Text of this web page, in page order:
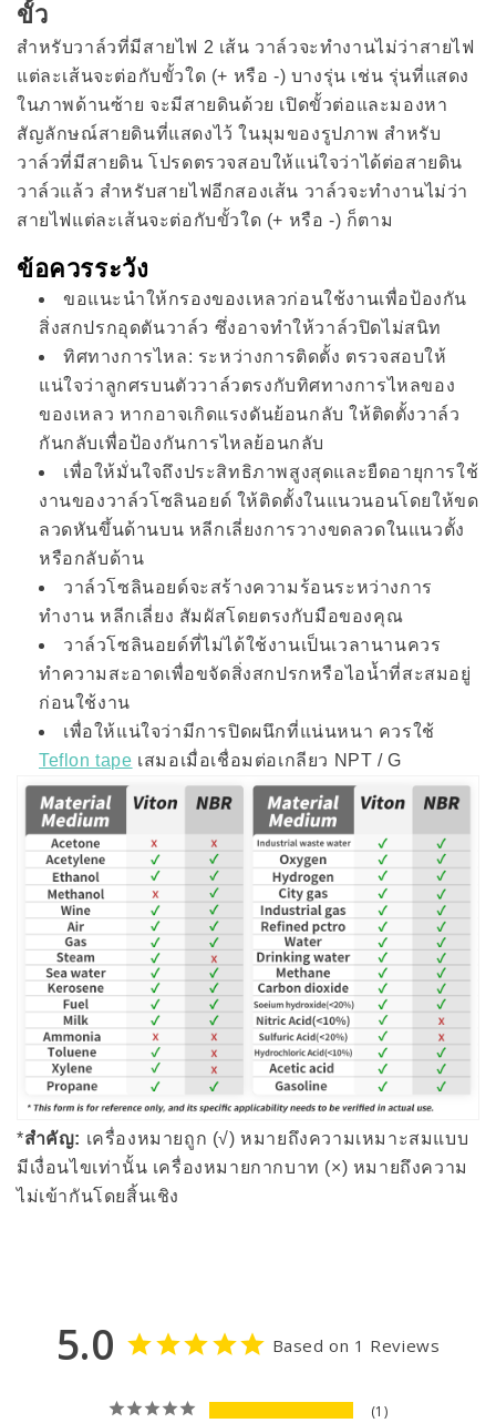
ขั้ว
สำหรับวาล์วที่มีสายไฟ 2 เส้น วาล์วจะทำงานไม่ว่าสายไฟ
แต่ละเส้นจะต่อกับขั้วใด (+ หรือ -) บางรุ่น เช่น รุ่นที่แสดง
ในภาพด้านซ้าย จะมีสายดินด้วย เปิดขั้วต่อและมองหา
สัญลักษณ์สายดินที่แสดงไว้ ในมุมของรูปภาพ สำหรับ
วาล์วที่มีสายดิน โปรดตรวจสอบให้แน่ใจว่าได้ต่อสายดิน
วาล์วแล้ว สำหรับสายไฟอีกสองเส้น วาล์วจะทำงานไม่ว่า
สายไฟแต่ละเส้นจะต่อกับขั้วใด (+ หรือ -) ก็ตาม
ข้อควรระวัง
ขอแนะนำให้กรองของเหลวก่อนใช้งานเพื่อป้องกัน
สิ่งสกปรกอุดตันวาล์ว ซึ่งอาจทำให้วาล์วปิดไม่สนิท
ทิศทางการไหล: ระหว่างการติดตั้ง ตรวจสอบให้
แน่ใจว่าลูกศรบนตัววาล์วตรงกับทิศทางการไหลของ
ของเหลว หากอาจเกิดแรงดันย้อนกลับ ให้ติดตั้งวาล์ว
กันกลับเพื่อป้องกันการไหลย้อนกลับ
เพื่อให้มั่นใจถึงประสิทธิภาพสูงสุดและยืดอายุการใช้
งานของวาล์วโซลินอยด์ ให้ติดตั้งในแนวนอนโดยให้ขด
ลวดหันขึ้นด้านบน หลีกเลี่ยงการวางขดลวดในแนวตั้ง
หรือกลับด้าน
วาล์วโซลินอยด์จะสร้างความร้อนระหว่างการ
ทำงาน หลีกเลี่ยง สัมผัสโดยตรงกับมือของคุณ
วาล์วโซลินอยด์ที่ไม่ได้ใช้งานเป็นเวลานานควร
ทำความสะอาดเพื่อขจัดสิ่งสกปรกหรือไอน้ำที่สะสมอยู่
ก่อนใช้งาน
เพื่อให้แน่ใจว่ามีการปิดผนึกที่แน่นหนา ควรใช้
Teflon tape เสมอเมื่อเชื่อมต่อเกลียว NPT / G
*สำคัญ: เครื่องหมายถูก (√) หมายถึงความเหมาะสมแบบ
มีเงื่อนไขเท่านั้น เครื่องหมายกากบาท (×) หมายถึงความ
ไม่เข้ากันโดยสิ้นเชิง
5.0 Based on 1 Reviews
1